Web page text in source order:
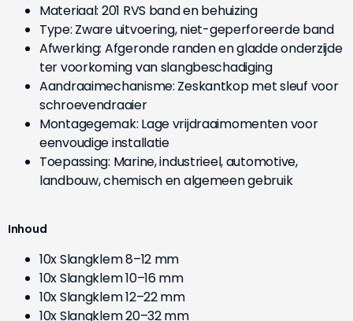
Materiaal: 201 RVS band en behuizing
Type: Zware uitvoering, niet-geperforeerde band
Afwerking: Afgeronde randen en gladde onderzijde
ter voorkoming van slangbeschadiging
Aandraaimechanisme: Zeskantkop met sleuf voor
schroevendraaier
Montagegemak: Lage vrijdraaimomenten voor
eenvoudige installatie
Toepassing: Marine, industrieel, automotive,
landbouw, chemisch en algemeen gebruik
Inhoud
10x Slangklem 8–12 mm
10x Slangklem 10–16 mm
10x Slangklem 12–22 mm
10x Slangklem 20–32 mm